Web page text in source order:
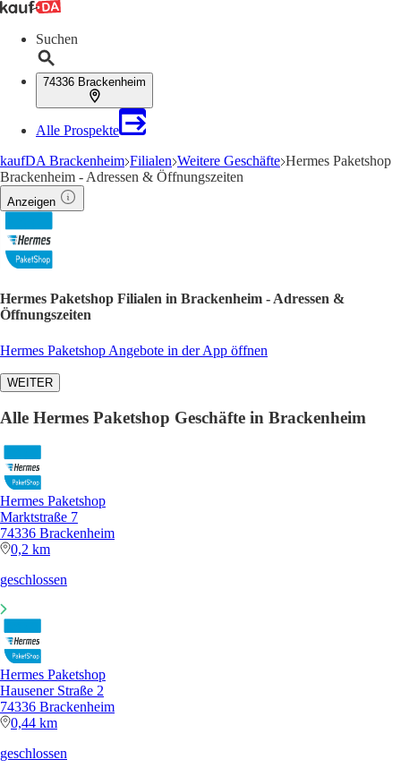
Suchen
74336 Brackenheim
Alle Prospekte
kaufDA Brackenheim Filialen Weitere Geschäfte Hermes Paketshop
Brackenheim - Adressen & Öffnungszeiten
Anzeigen
Hermes Paketshop Filialen in Brackenheim - Adressen &
Öffnungszeiten
Hermes Paketshop Angebote in der App öffnen
WEITER
Alle Hermes Paketshop Geschäfte in Brackenheim
Hermes Paketshop
Marktstraße 7
74336 Brackenheim
0,2 km
geschlossen
Hermes Paketshop
Hausener Straße 2
74336 Brackenheim
0,44 km
geschlossen